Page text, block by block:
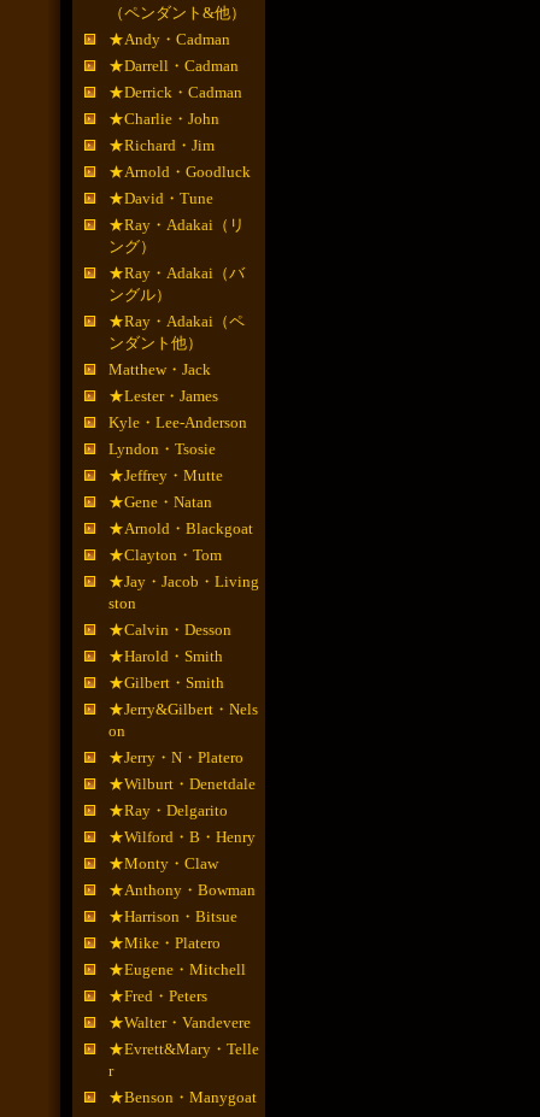
（ペンダント&他）
★Andy・Cadman
★Darrell・Cadman
★Derrick・Cadman
★Charlie・John
★Richard・Jim
★Arnold・Goodluck
★David・Tune
★Ray・Adakai（リ
ング）
★Ray・Adakai（バ
ングル）
★Ray・Adakai（ペ
ンダント他）
Matthew・Jack
★Lester・James
Kyle・Lee-Anderson
Lyndon・Tsosie
★Jeffrey・Mutte
★Gene・Natan
★Arnold・Blackgoat
★Clayton・Tom
★Jay・Jacob・Living
ston
★Calvin・Desson
★Harold・Smith
★Gilbert・Smith
★Jerry&Gilbert・Nels
on
★Jerry・N・Platero
★Wilburt・Denetdale
★Ray・Delgarito
★Wilford・B・Henry
★Monty・Claw
★Anthony・Bowman
★Harrison・Bitsue
★Mike・Platero
★Eugene・Mitchell
★Fred・Peters
★Walter・Vandevere
★Evrett&Mary・Telle
r
★Benson・Manygoat